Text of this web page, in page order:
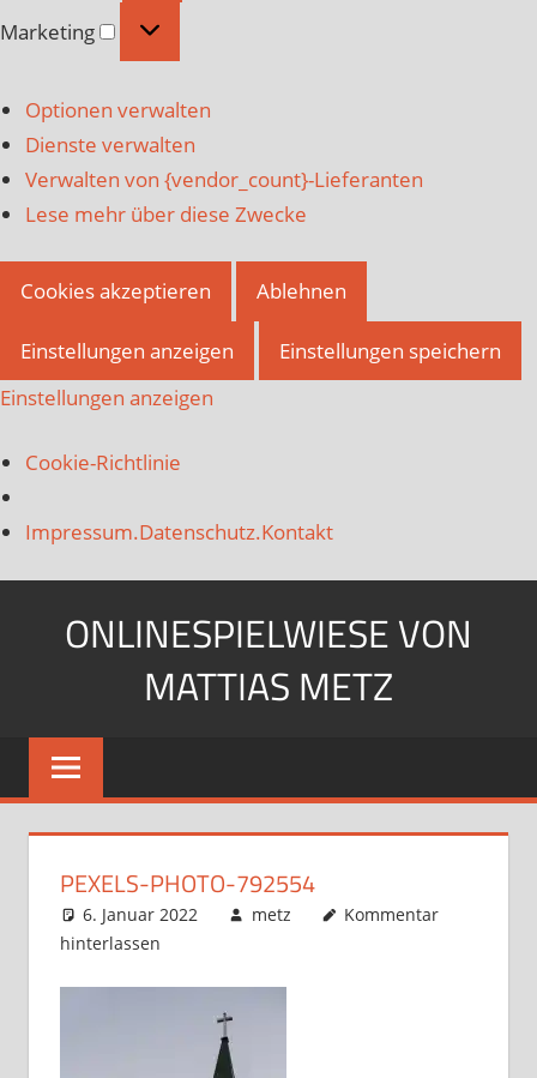
Marketing Marketing
Optionen verwalten
Dienste verwalten
Verwalten von {vendor_count}-Lieferanten
Lese mehr über diese Zwecke
Cookies akzeptieren Ablehnen
Einstellungen anzeigen
Einstellungen speichern
Einstellungen anzeigen
Cookie-Richtlinie
Impressum.Datenschutz.Kontakt
ONLINESPIELWIESE VON
MATTIAS METZ
Pfadfinder.
SciFi-
Gärtner?
PEXELS-PHOTO-792554
6. Januar 2022 metz
Kommentar
hinterlassen